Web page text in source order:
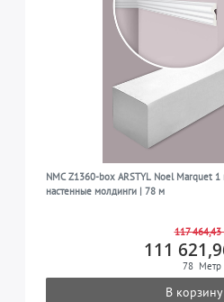
NMC Z1360-box ARSTYL Noel Marquet
настенные молдинги | 78 м
117 464,43
111
78 Метр
В корзину